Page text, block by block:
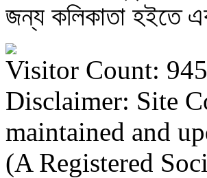
জন্য কলিকাতা হইতে
Visitor Count:
Disclaimer: Site
maintained and
(A Registered